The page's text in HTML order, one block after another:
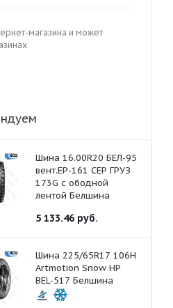
магазина и может
Шина 16.00R20 БЕЛ-95
вент.ЕР-161 СЕР ГРУЗ
173G с ободной
лентой Белшина
5 133.46 руб.
Шина 225/65R17 106H
Artmotion Snow HP
BEL-517 Белшина